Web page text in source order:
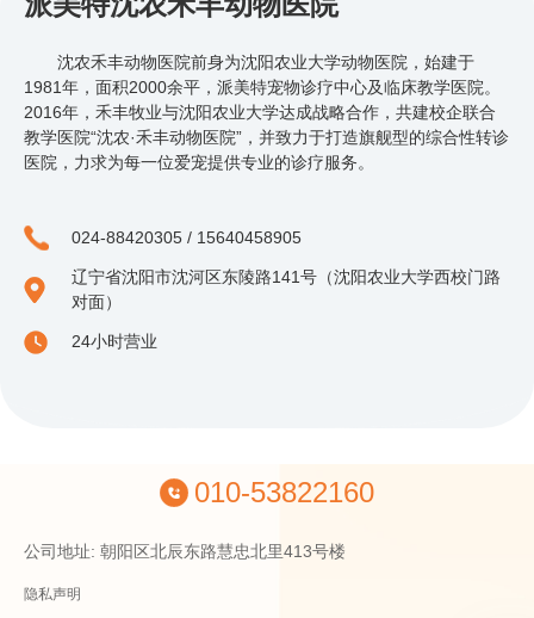
沈农禾丰动物医院前身为沈阳农业大学动物医院，始建于
1981年，面积2000余平，派美特宠物诊疗中心及临床教学医院。
2016年，禾丰牧业与沈阳农业大学达成战略合作，共建校企联合
教学医院“沈农·禾丰动物医院”，并致力于打造旗舰型的综合性转诊
医院，力求为每一位爱宠提供专业的诊疗服务。
024-88420305 / 15640458905
辽宁省沈阳市沈河区东陵路141号（沈阳农业大学西校门路
对面）
24小时营业
010-53822160
公司地址: 朝阳区北辰东路慧忠北里413号楼
隐私声明